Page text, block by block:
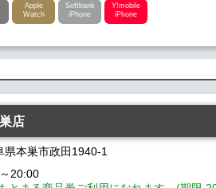
Apple
Watch
Softbank
iPhone
Y!mobile
iPhone
店
本巣市政田1940-1
20:00